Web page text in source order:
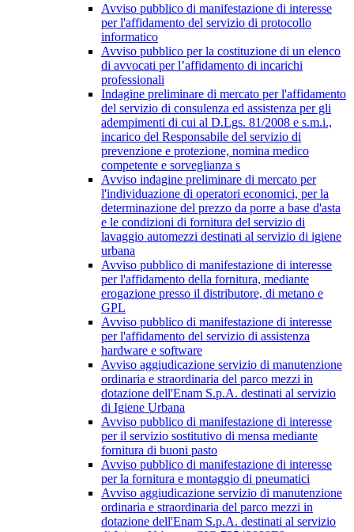
Avviso pubblico di manifestazione di interesse
per l'affidamento del servizio di protocollo
informatico
Avviso pubblico per la costituzione di un elenco
di avvocati per l’affidamento di incarichi
professionali
Indagine preliminare di mercato per l'affidamento
del servizio di consulenza ed assistenza per gli
adempimenti di cui al D.Lgs. 81/2008 e s.m.i.,
incarico del Responsabile del servizio di
prevenzione e protezione, nomina medico
competente e sorveglianza s
Avviso indagine preliminare di mercato per
l'individuazione di operatori economici, per la
determinazione del prezzo da porre a base d'asta
e le condizioni di fornitura del servizio di
lavaggio automezzi destinati al servizio di igiene
urbana
Avviso pubblico di manifestazione di interesse
per l'affidamento della fornitura, mediante
erogazione presso il distributore, di metano e
GPL
Avviso pubblico di manifestazione di interesse
per l'affidamento del servizio di assistenza
hardware e software
Avviso aggiudicazione servizio di manutenzione
ordinaria e straordinaria del parco mezzi in
dotazione dell'Enam S.p.A. destinati al servizio
di Igiene Urbana
Avviso pubblico di manifestazione di interesse
per il servizio sostitutivo di mensa mediante
fornitura di buoni pasto
Avviso pubblico di manifestazione di interesse
per la fornitura e montaggio di pneumatici
Avviso aggiudicazione servizio di manutenzione
ordinaria e straordinaria del parco mezzi in
dotazione dell'Enam S.p.A. destinati al servizio